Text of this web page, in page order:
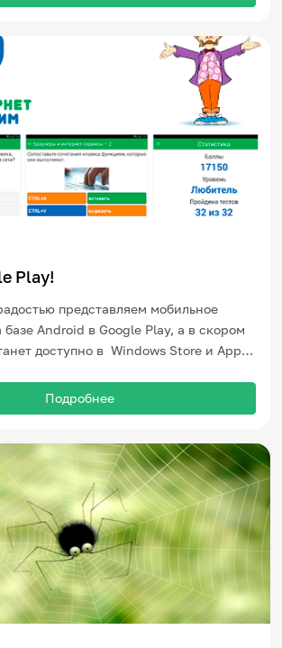
Play!
представляем мобильное
Android в Google Play, а в скором
доступно в Windows Store и App
Подробнее